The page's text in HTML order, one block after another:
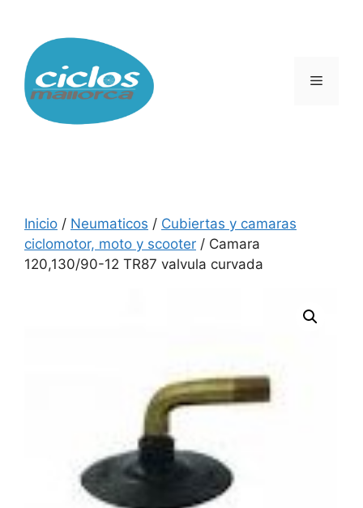
contenido
Menú
Inicio / Neumaticos / Cubiertas y camaras
ciclomotor, moto y scooter / Camara
120,130/90-12 TR87 valvula curvada